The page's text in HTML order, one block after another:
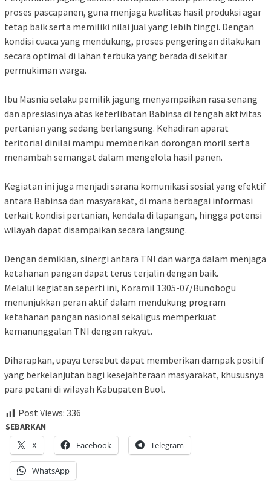
proses pascapanen, guna menjaga kualitas hasil produksi agar
tetap baik serta memiliki nilai jual yang lebih tinggi. Dengan
kondisi cuaca yang mendukung, proses pengeringan dilakukan
secara optimal di lahan terbuka yang berada di sekitar
permukiman warga.
Ibu Masnia selaku pemilik jagung menyampaikan rasa senang
dan apresiasinya atas keterlibatan Babinsa di tengah aktivitas
pertanian yang sedang berlangsung. Kehadiran aparat
teritorial dinilai mampu memberikan dorongan moril serta
menambah semangat dalam mengelola hasil panen.
Kegiatan ini juga menjadi sarana komunikasi sosial yang efektif
antara Babinsa dan masyarakat, di mana berbagai informasi
terkait kondisi pertanian, kendala di lapangan, hingga potensi
wilayah dapat disampaikan secara langsung.
Dengan demikian, sinergi antara TNI dan warga dalam menjaga
ketahanan pangan dapat terus terjalin dengan baik.
Melalui kegiatan seperti ini, Koramil 1305-07/Bunobogu
menunjukkan peran aktif dalam mendukung program
ketahanan pangan nasional sekaligus memperkuat
kemanunggalan TNI dengan rakyat.
Diharapkan, upaya tersebut dapat memberikan dampak positif
yang berkelanjutan bagi kesejahteraan masyarakat, khususnya
para petani di wilayah Kabupaten Buol.
Post Views: 336
SEBARKAN
X
Facebook Telegram
WhatsApp